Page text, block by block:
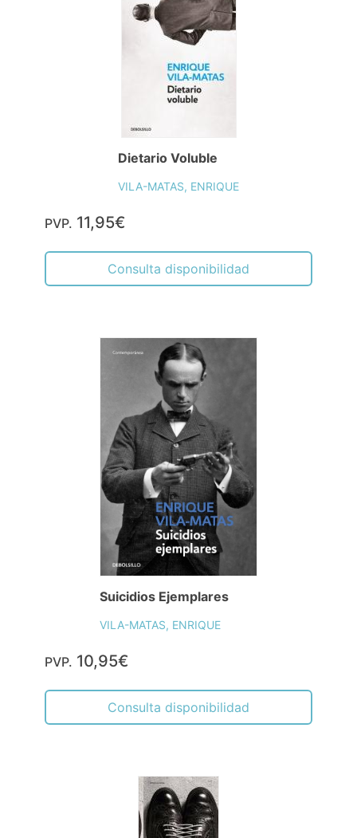
Dietario Voluble
VILA-MATAS, ENRIQUE
PVP. 11,95€
Consulta disponibilidad
Suicidios Ejemplares
VILA-MATAS, ENRIQUE
PVP. 10,95€
Consulta disponibilidad